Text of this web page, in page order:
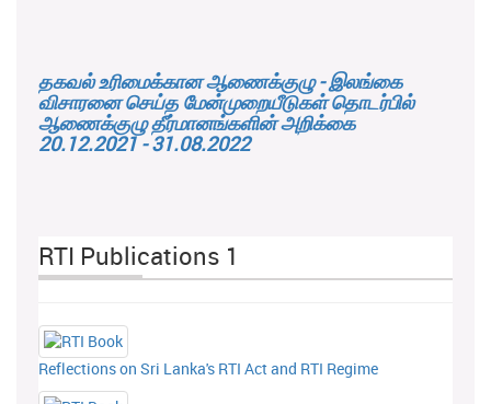
தகவல் உரிமைக்கான ஆணைக்குழு - இலங்கை
விசாரனை செய்த மேன்முறையீடுகள் தொடர்பில்
ஆணைக்குழு தீர்மானங்களின் அறிக்கை
20.12.2021 - 31.08.2022
RTI Publications 1
Reflections on Sri Lanka's RTI Act and RTI Regime